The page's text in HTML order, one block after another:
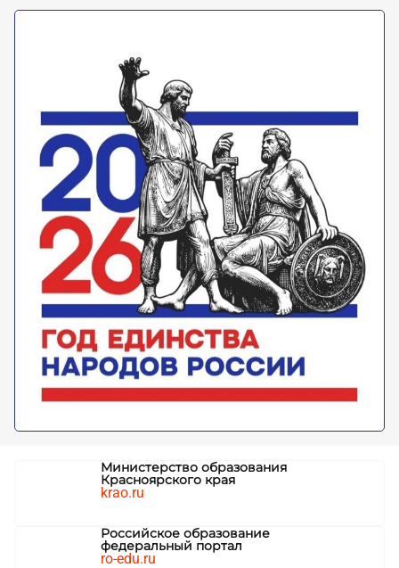
Министерство образования
Красноярского края
krao.ru
Российское образование
федеральный портал
ro-edu.ru